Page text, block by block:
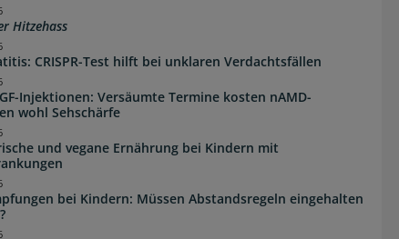
Hitzehass
CRISPR-Test hilft bei unklaren Verdachtsfällen
Injektionen: Versäumte Termine kosten nAMD-
wohl Sehschärfe
und vegane Ernährung bei Kindern mit
bei Kindern: Müssen Abstandsregeln eingehalten